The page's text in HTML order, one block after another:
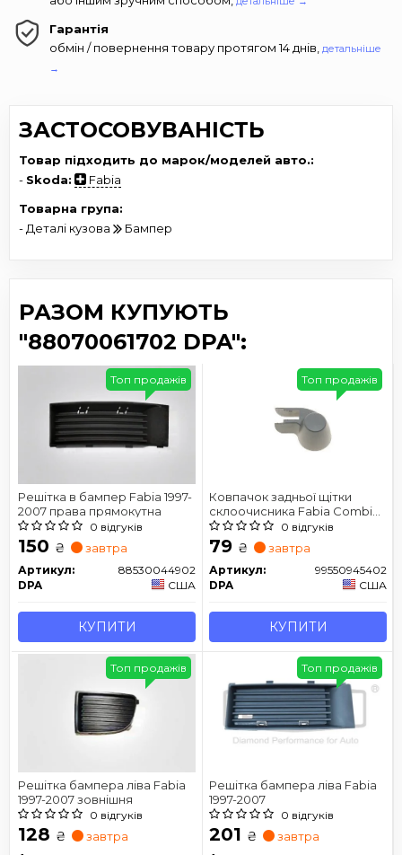
Гарантія
обмін / повернення товару протягом 14 днів, детальніше
→
ЗАСТОСОВУВАНІСТЬ
Товар підходить до марок/моделей авто.:
- Skoda:
Fabia
Товарна група:
- Деталі кузова
Бампер
РАЗОМ КУПУЮТЬ
"88070061702 DPA":
Решітка в бампер Fabia 1997-
2007 права прямокутна
0 відгуків
150 ₴ завтра
Артикул:
88530044902
DPA
США
КУПИТИ
Топ продажів
Ковпачок задньої щітки
склоочисника Fabia Combi
1999-2007
0 відгуків
79 ₴ завтра
Артикул:
99550945402
DPA
США
КУПИТИ
Топ продажів
Решітка бампера ліва Fabia
1997-2007 зовнішня
0 відгуків
128 ₴ завтра
Топ продажів
Решітка бампера ліва Fabia
1997-2007
0 відгуків
201 ₴ завтра
Топ продажів